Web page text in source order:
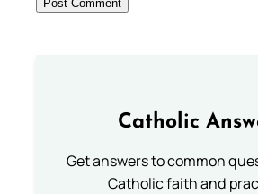
Catholic
Get answers to common
Catholic faith and